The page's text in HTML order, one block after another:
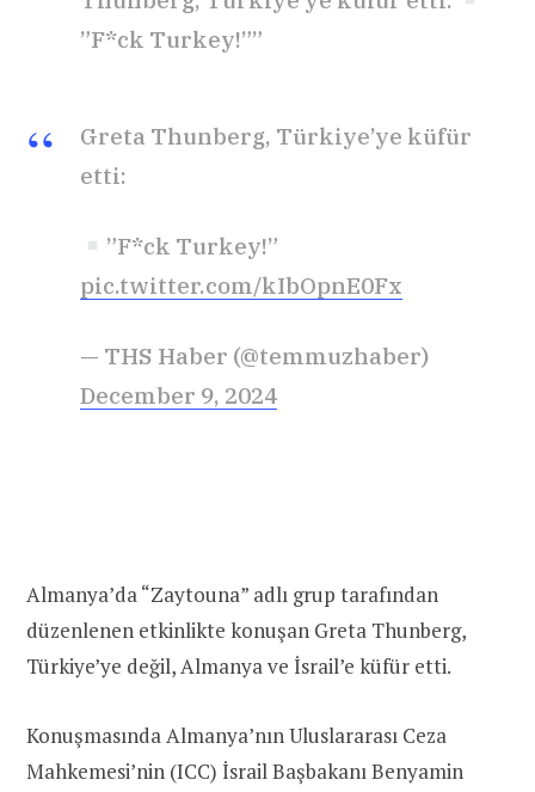
”F*ck Turkey!””
Greta Thunberg, Türkiye’ye küfür
etti:
”F*ck Turkey!”
pic.twitter.com/kIbOpnE0Fx
— THS Haber (@temmuzhaber)
December 9, 2024
Almanya’da “Zaytouna” adlı grup tarafından
düzenlenen etkinlikte konuşan Greta Thunberg,
Türkiye’ye değil, Almanya ve İsrail’e küfür etti.
Konuşmasında Almanya’nın Uluslararası Ceza
Mahkemesi’nin (ICC) İsrail Başbakanı Benyamin